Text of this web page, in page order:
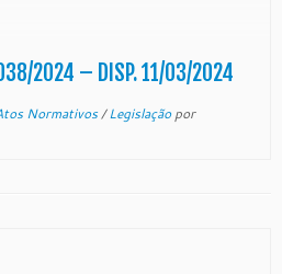
038/2024 – DISP. 11/03/2024
Normativos/Legislaçãopor